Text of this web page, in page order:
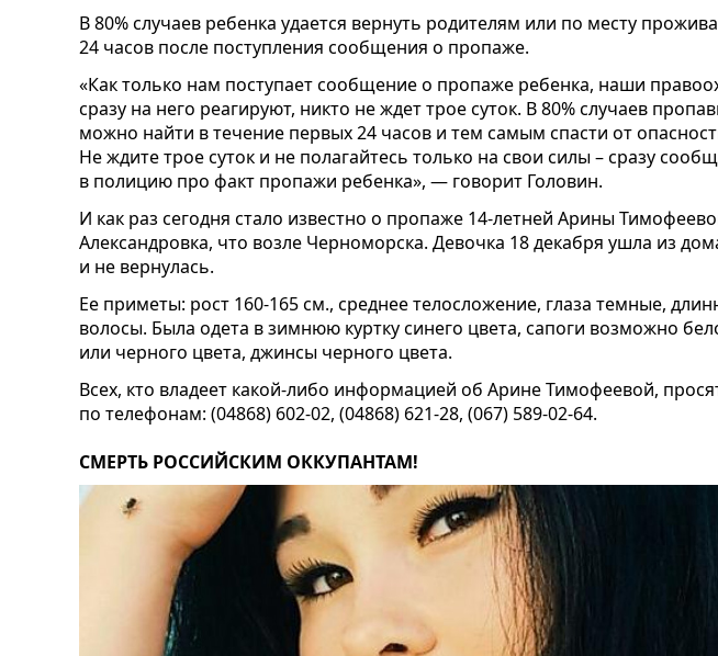
В 80% случаев ребенка удается вернуть родителям или по месту
24 часов после поступления сообщения о пропаже.
«Как только нам поступает сообщение о пропаже ребенка, наши
сразу на него реагируют, никто не ждет трое суток. В 80% случаев
можно найти в течение первых 24 часов и тем самым спасти от
Не ждите трое суток и не полагайтесь только на свои силы – сразу
в полицию про факт пропажи ребенка», — говорит Головин.
И как раз сегодня стало известно о пропаже 14-летней Арины
Александровка, что возле Черноморска. Девочка 18 декабря ушла из
и не вернулась.
Ее приметы: рост 160-165 см., среднее телосложение, глаза темные,
волосы. Была одета в зимнюю куртку синего цвета, сапоги возможно
или черного цвета, джинсы черного цвета.
Всех, кто владеет какой-либо информацией об Арине Тимофеевой,
по телефонам: (04868) 602-02, (04868) 621-28, (067) 589-02-64.
СМЕРТЬ РОССИЙСКИМ ОККУПАНТАМ!